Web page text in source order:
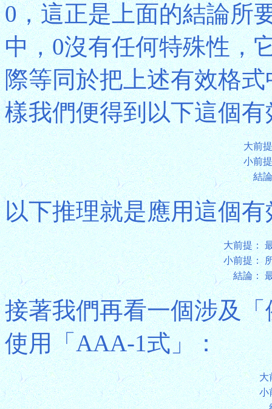
0，這正是上面的結論所
中，0沒有任何特殊性，
際等同於把上述有效格
樣我們便得到以下這個
大前
小前
結
以下推理就是應用這個
大前提：
小前提：
結論：
接著我們再看一個涉及
使用「AAA-1式」：
大
小